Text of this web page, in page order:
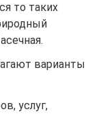
то таких
варианты
услуг,